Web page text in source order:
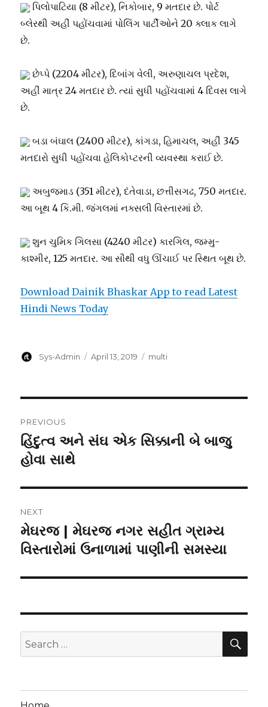
પિલોપાટિયા (8 મીટર), નિકોબાર, 9 મતદાર છે. પોર્ટ
બ્લેરથી અહીં પહોંચવામાં પોલિંગ પાર્ટીઓને 20 ક્લાક લાગે
છે.
છેપ્પે (2204 મીટર), દિબાંગ વેલી, અરુણાચલ પ્રદેશ,
અહીં માત્ર 24 મતદાર છે. ત્યાં સુધી પહોંચવામાં 4 દિવસ લાગે
છે.
બડા બંઘાલ (2400 મીટર), કાંગડા, હિમાચલ, અહીં 345
મતદારો સુધી પહોંચવા હેલિકોપ્ટરની વ્યવસ્થા કરાઈ છે.
અબુજમાડ (351 મીટર), દંતેવાડા, છત્તીસગઢ, 750 મતદાર.
આ બૂથ 4 કિ.મી. જંગલમાં નક્સલી વિસ્તારમાં છે.
શુન ચુમિક ગિલસા (4240 મીટર) કારગિલ, જમ્મુ-
કાશ્મીર, 125 મતદાર. આ સૌથી વધુ ઊંચાઈ પર સ્થિત બૂથ છે.
Download Dainik Bhaskar App to read Latest
Hindi News Today
Author
Sys-Admin
Posted
April 13, 2019 Categories
multi
navigation
PREVIOUS
Previous
post:
હિંદુત્વ અને સંઘ એક સિક્કાની બે બાજુ
હોવા સાથે
NEXT
Next
post:
મેઘરજ | મેઘરજ નગર સહીત ગ્રામ્ય
વિસ્તારોમાં ઉનાળામાં પાણીની સમસ્યા
Search
for: